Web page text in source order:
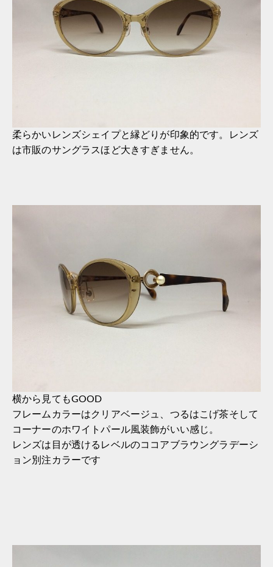
柔らかいレンズシェイプと縁どりが印象的です。レンズ
は市販のサングラスほど大きすぎません。
横から見てもGOOD
フレームカラーはクリアベージュ、つるはこげ茶そして
コーナーのホワイトパール風装飾がいい感じ。
レンズは目が透けるレベルのココアブラウングラデーシ
ョン別注カラーです